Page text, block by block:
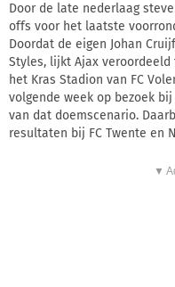
Door de late nederlaag
offs voor het laatste
Doordat de eigen Johan
Styles, lijkt Ajax
het Kras Stadion van FC
volgende week op bezoek
van dat doemscenario.
resultaten bij FC Twente en
▼